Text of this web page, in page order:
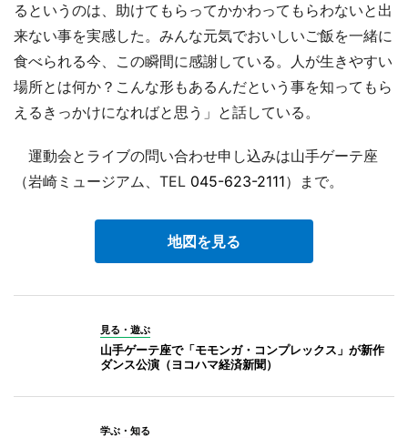
るというのは、助けてもらってかかわってもらわないと出
来ない事を実感した。みんな元気でおいしいご飯を一緒に
食べられる今、この瞬間に感謝している。人が生きやすい
場所とは何か？こんな形もあるんだという事を知ってもら
えるきっかけになればと思う」と話している。
運動会とライブの問い合わせ申し込みは山手ゲーテ座
（岩崎ミュージアム、TEL 045-623-2111）まで。
地図を見る
見る・遊ぶ
山手ゲーテ座で「モモンガ・コンプレックス」が新作
ダンス公演（ヨコハマ経済新聞）
学ぶ・知る